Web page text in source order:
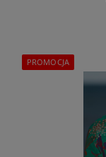
PROMOCJA